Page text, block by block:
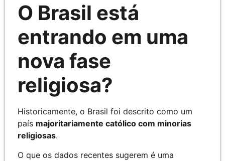
O Brasil está
entrando em uma
nova fase
religiosa?
Historicamente, o Brasil foi descrito como um
país majoritariamente católico com minorias
religiosas.
O que os dados recentes sugerem é uma